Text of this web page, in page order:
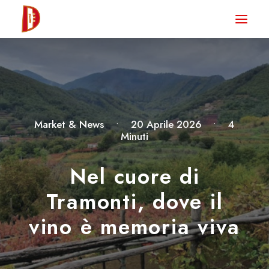
HOME
NEWS
DEGUSTA TV
LA RIVISTA
CONTATTI
CLUB DEGUSTA
STORE
RICERCA
Market & News • 20 Aprile 2026 •
4
Minuti
Nel cuore di
Tramonti, dove il
vino è memoria viva